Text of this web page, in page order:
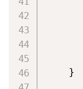
    }